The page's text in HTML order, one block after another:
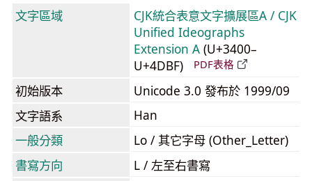
文字區域
CJK統合表意文字擴展區A / CJK
Unified Ideographs
Extension A (U+3400–
U+4DBF)
PDF表格
初始版本
Unicode 3.0 發布於 1999/09
文字語系
Han
一般分類
Lo / 其它字母 (Other_Letter)
書寫方向
L / 左至右書寫